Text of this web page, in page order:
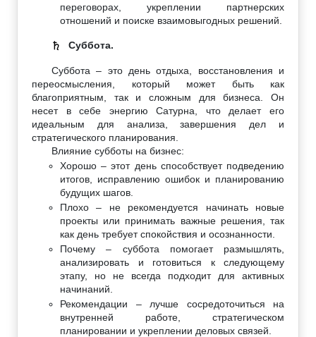
переговорах, укреплении партнерских
отношений и поиске взаимовыгодных решений.
♄ Суббота.
Суббота – это день отдыха, восстановления и
переосмысления, который может быть как
благоприятным, так и сложным для бизнеса. Он
несет в себе энергию Сатурна, что делает его
идеальным для анализа, завершения дел и
стратегического планирования.
Влияние субботы на бизнес:
Хорошо – этот день способствует подведению
итогов, исправлению ошибок и планированию
будущих шагов.
Плохо – не рекомендуется начинать новые
проекты или принимать важные решения, так
как день требует спокойствия и осознанности.
Почему – суббота помогает размышлять,
анализировать и готовиться к следующему
этапу, но не всегда подходит для активных
начинаний.
Рекомендации – лучше сосредоточиться на
внутренней работе, стратегическом
планировании и укреплении деловых связей.